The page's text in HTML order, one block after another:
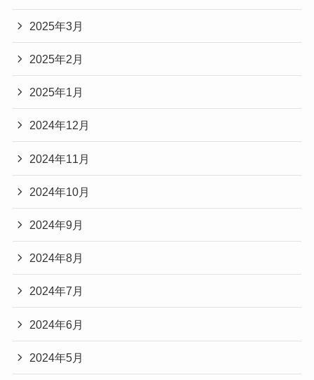
2025年3月
2025年2月
2025年1月
2024年12月
2024年11月
2024年10月
2024年9月
2024年8月
2024年7月
2024年6月
2024年5月